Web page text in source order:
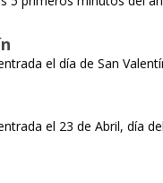
el día de San
el 23 de Abril, día